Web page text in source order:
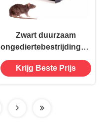
Zwart duurzaam
voor knaagdieren met
kleverige val
Krijg Beste Prijs